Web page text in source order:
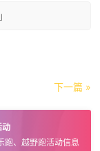
下一篇 »
跑、越野跑活动信息